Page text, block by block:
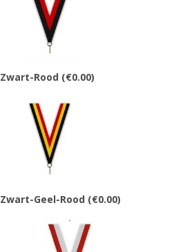
Zwart-Rood (€0.00)
Zwart-Geel-Rood (€0.00)